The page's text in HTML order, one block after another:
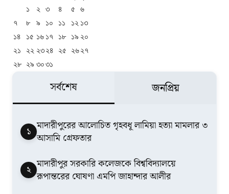
১
২ ৩ ৪ ৫
৬
৭
৮ ৯ ১০ ১১ ১২ ১৩
১৪
১৫ ১৬ ১৭ ১৮ ১৯ ২০
২১
২২ ২৩২৪ ২৫ ২৬২৭
২৮ ২৯ ৩০৩১
সর্বশেষ জনপ্রিয়
১ মাদারীপুরের আলোচিত গৃহবধূ লামিয়া হত্যা মামলার ৩
আসামি গ্রেফতার
২ মাদারীপুর সরকারি কলেজকে বিশ্ববিদ্যালয়ে
রূপান্তরের ঘোষণা এমপি জাহান্দার আলীর